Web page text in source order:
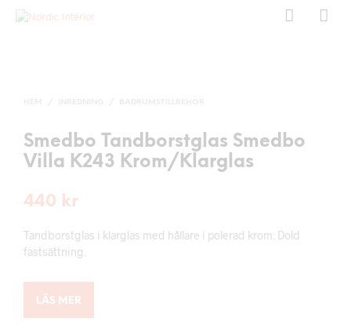
Smedbo Tandborstglas Smedbo
Villa K243 Krom/Klarglas
440 kr
Tandborstglas i klarglas med hållare i polerad krom. Dold
fastsättning.
LÄS MER